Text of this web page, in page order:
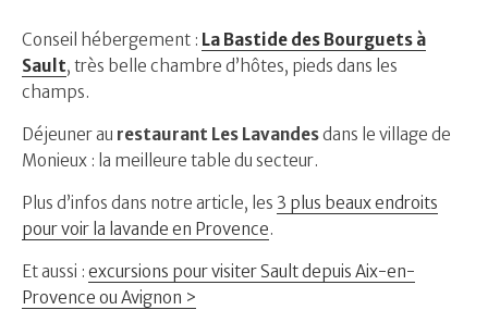
Conseil hébergement : La Bastide des Bourguets à
Sault, très belle chambre d’hôtes, pieds dans les
champs.
Déjeuner au restaurant Les Lavandesdans le village de
Monieux : la meilleure table du secteur.
Plus d’infos dans notre article, les 3 plus beaux endroits
pour voir la lavande en Provence.
Et aussi : excursions pour visiter Sault depuis Aix-en-
Provence ou Avignon >